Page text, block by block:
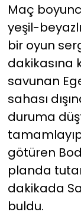
Maç
yeşil-
bir oyun
dakikasına
savunan
sahası
duruma
götüren
planda
dakikada
buldu.
Yaşam
YEREL
YEREL
Yurt